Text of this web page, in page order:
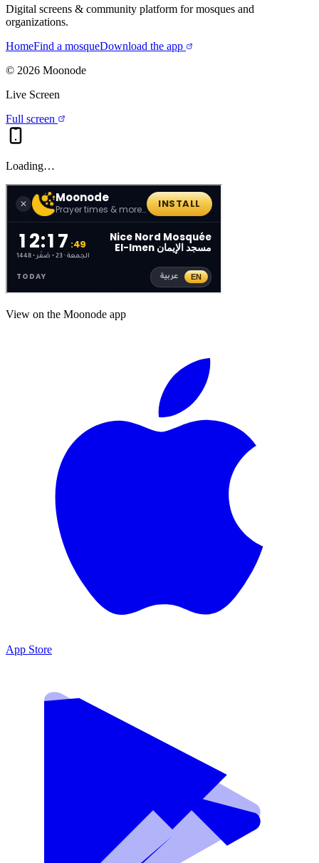
Digital screens & community platform for mosques and
organizations.
HomeFind a mosqueDownload the app
© 2026 Moonode
Live Screen
Full screen
Loading…
View on the Moonode app
App Store